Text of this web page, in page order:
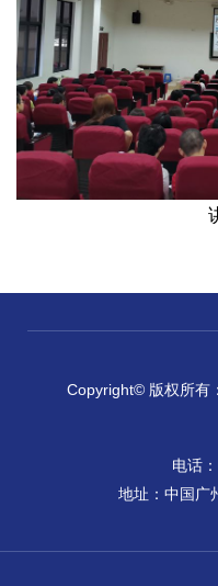
Copyright© 版权所有
电话
地址：中国广